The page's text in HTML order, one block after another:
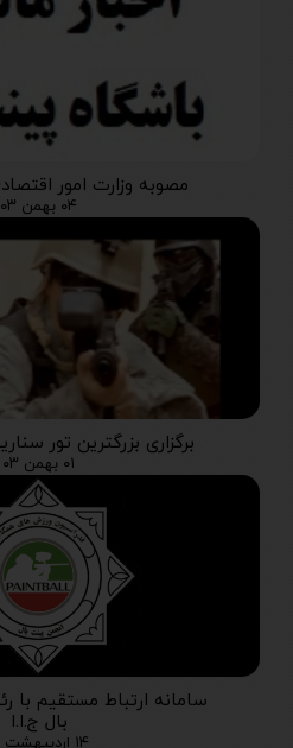
مصوبه وزارت امور
۰۴ بهمن ۰۳
برگزاری بزرگترین تور
۰۱ بهمن ۰۳
سامانه ارتباط مستقیم
بال ج.ا.ا
۱۴ اردیبهشت ۰۱